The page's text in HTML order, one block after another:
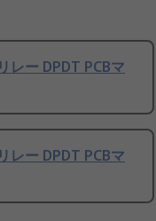
レー DPDT PCBマ
レー DPDT PCBマ